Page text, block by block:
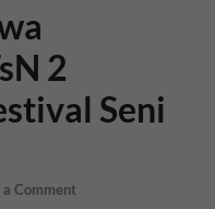
2
Seni
a Comment